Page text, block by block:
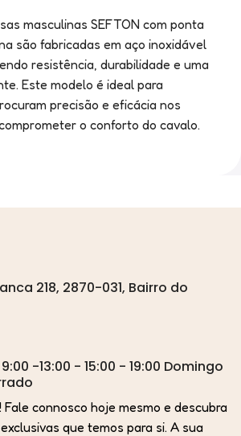
masculinas SEFTON com ponta
são fabricadas em aço inoxidável
resistência, durabilidade e uma
Este modelo é ideal para
precisão e eficácia nos
o conforto do cavalo.
218, 2870-031, Bairro do
-13:00 - 15:00 - 19:00 Domingo
connosco hoje mesmo e descubra
que temos para si. A sua